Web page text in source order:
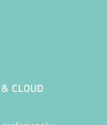
CLOUD